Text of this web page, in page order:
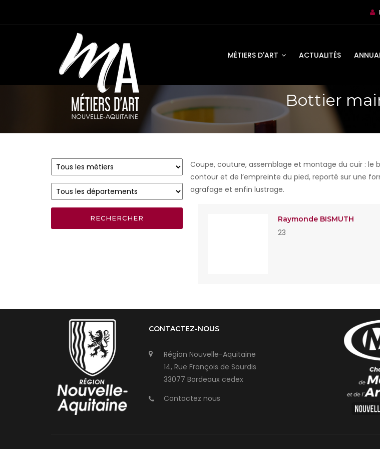
MÉTIERS D'ART ACTUALITÉS
Bottier
Coupe, couture, assemblage et montage du cuir : le
contour et de l’empreinte du pied, reporté sur une
agrafage et enfin lustrage.
Raymonde BISMUTH
23
CONTACTEZ-NOUS
Région Nouvelle-Aquitaine
14, Rue François de Sourdis
33077 Bordeaux cedex
Contactez nous